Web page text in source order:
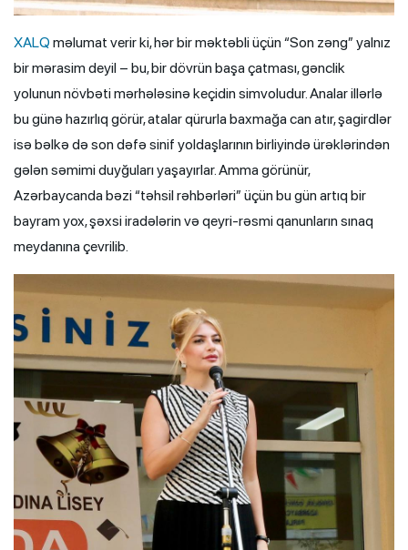
XALQ məlumat verir ki, hər bir məktəbli üçün “Son zəng” yalnız
bir mərasim deyil – bu, bir dövrün başa çatması, gənclik
yolunun növbəti mərhələsinə keçidin simvoludur. Analar illərlə
bu günə hazırlıq görür, atalar qürurla baxmağa can atır, şagirdlər
isə bəlkə də son dəfə sinif yoldaşlarının birliyində ürəklərindən
gələn səmimi duyğuları yaşayırlar. Amma görünür,
Azərbaycanda bəzi “təhsil rəhbərləri” üçün bu gün artıq bir
bayram yox, şəxsi iradələrin və qeyri-rəsmi qanunların sınaq
meydanına çevrilib.